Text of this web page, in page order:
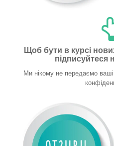
Щоб бути в курсі
підписуйтеся
Ми нікому не передаємо